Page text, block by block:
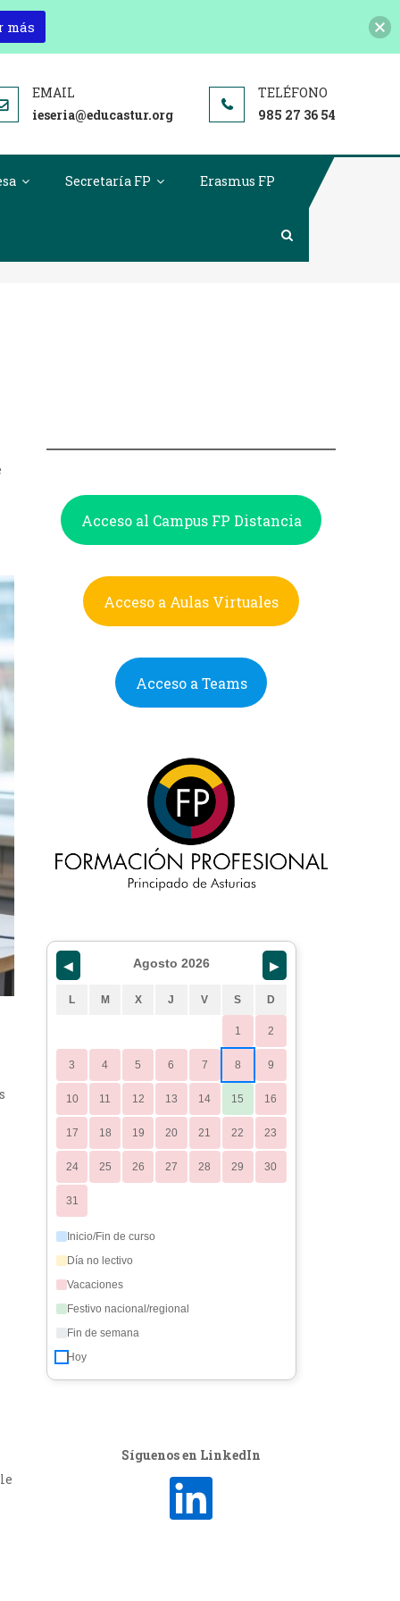
ieseria@educastur.org 985 27 36 54
Secretaría FP Erasmus FP
Acceso al Campus FP Distancia
Acceso a Aulas Virtuales
Acceso a Teams
◀ Agosto 2026 ▶
L M X J V S D
1 2
3 4 5 6 7 8 9
10 11 12 13 14 15 16
17 18 19 20 21 22 23
24 25 26 27 28 29 30
31
Inicio/Fin de curso
Día no lectivo
Vacaciones
Festivo nacional/regional
Fin de semana
Hoy
Síguenos en LinkedIn
más